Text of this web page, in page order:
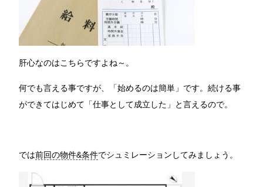
肝心なのはこちらですよね～。
何でも言える事ですが、「始めるのは簡単」です。続ける事
ができてはじめて「仕事として成立した」と言えるので。
では前回の物件&条件でシュミレーションしてみましょう。